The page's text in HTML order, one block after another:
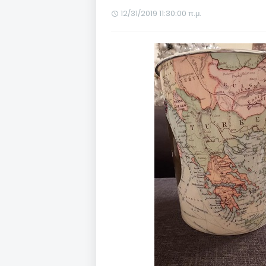
12/31/2019 11:30:00 π.μ.